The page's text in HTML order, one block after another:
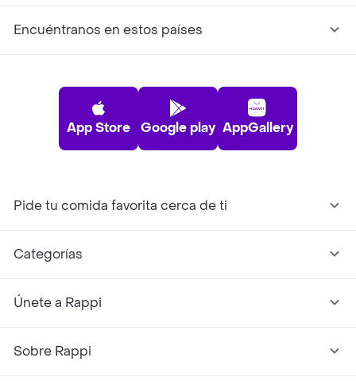
Encuéntranos en estos países
App Store Google play AppGallery
Pide tu comida favorita cerca de ti
Categorías
Únete a Rappi
Sobre Rappi